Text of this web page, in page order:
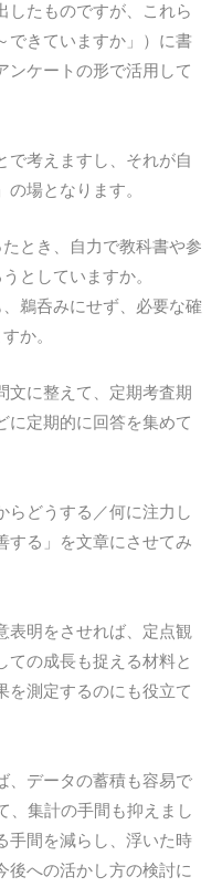
したものですが、これら
できていますか」）に書
ンケートの形で活用して
で考えますし、それが自
場となります。
とき、自力で教科書や参
としていますか。
鵜呑みにせず、必要な確
か。
文に整えて、定期考査期
に定期的に回答を集めて
らどうする／何に注力し
する」を文章にさせてみ
表明をさせれば、定点観
ての成長も捉える材料と
を測定するのにも役立て
、データの蓄積も容易で
、集計の手間も抑えまし
手間を減らし、浮いた時
後への活かし方の検討に